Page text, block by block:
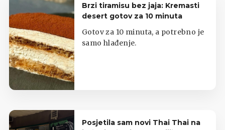
Brzi tiramisu bez jaja: Kremasti
desert gotov za 10 minuta
Gotov za 10 minuta, a potrebno je
samo hlađenje.
Posjetila sam novi Thai Thai na